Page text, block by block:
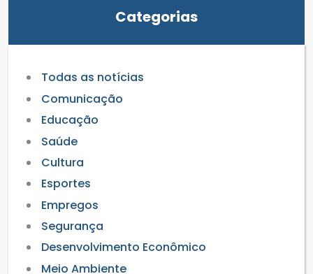
Categorias
Todas as notícias
Comunicação
Educação
Saúde
Cultura
Esportes
Empregos
Segurança
Desenvolvimento Econômico
Meio Ambiente